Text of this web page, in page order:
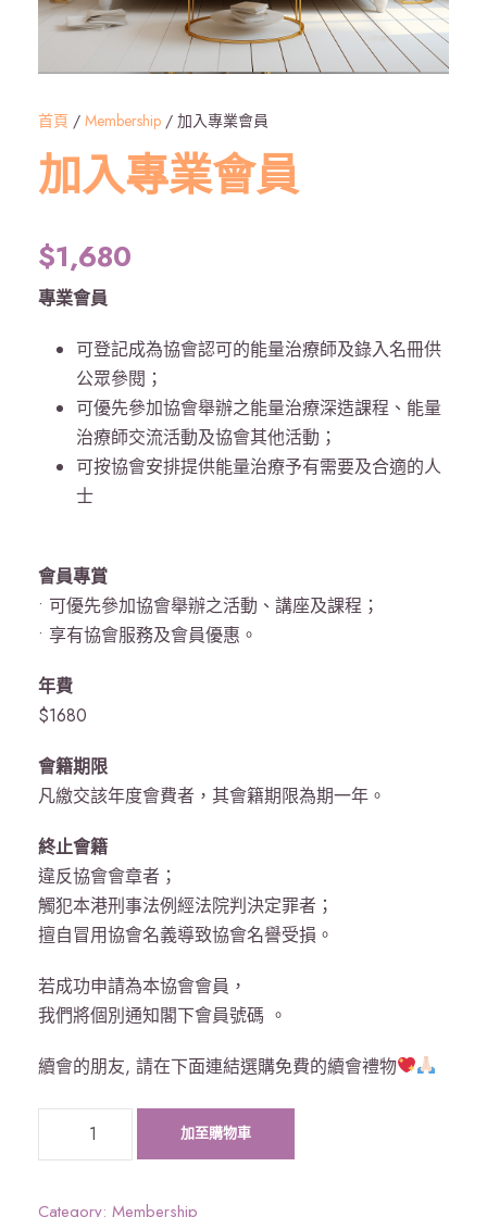
首頁 / Membership / 加入專業會員
加入專業會員
$1,680
專業會員
可登記成為協會認可的能量治療師及錄入名冊供
公眾參閱；
可優先參加協會舉辦之能量治療深造課程、能量
治療師交流活動及協會其他活動；
可按協會安排提供能量治療予有需要及合適的人
士
會員專賞
• 可優先參加協會舉辦之活動、講座及課程；
• 享有協會服務及會員優惠。
年費
$1680
會籍期限
凡繳交該年度會費者，其會籍期限為期一年。
終止會籍
違反協會會章者；
觸犯本港刑事法例經法院判決定罪者；
擅自冒用協會名義導致協會名譽受損。
若成功申請為本協會會員，
我們將個別通知閣下會員號碼 。
續會的朋友, 請在下面連結選購免費的續會禮物
業
加至購物車
Category: Membership